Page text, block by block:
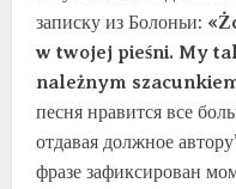
записку из Болоньи:
w twojej pieśni. My
należnym
песня нравится все
отдавая должное
фразе зафиксирован